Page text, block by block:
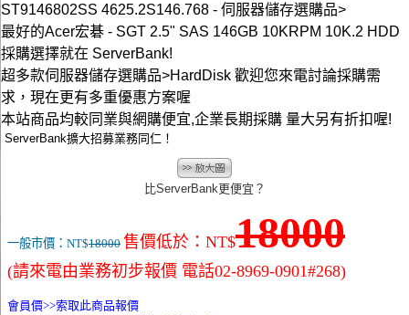
ST9146802SS 4625.2S146.768 - 伺服器儲存選購品>
最好的Acer宏碁 - SGT 2.5" SAS 146GB 10KRPM 10K.2 HDD
採購選擇就在 ServerBank!
超多款伺服器儲存選購品>HardDisk 歡迎您來電討論採購需
求，現在更有多重優惠方案喔
本站商品均較同業與網購便宜,企業長期採購 量大另有折扣喔!
ServerBank擴大招募業務同仁！
比ServerBank更便宜？
一般市價：NT$18000 售價低於：NT$18000
(請來電由業務初步報價 電話02-8969-0901#268)
會員價>>索取此商品報價